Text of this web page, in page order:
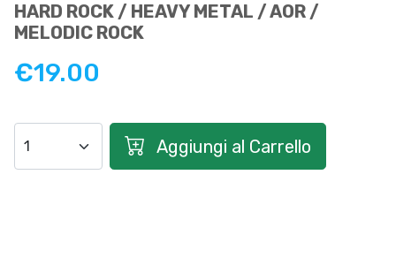
HARD ROCK / HEAVY METAL / AOR /
MELODIC ROCK
€19.00
Aggiungi al Carrello